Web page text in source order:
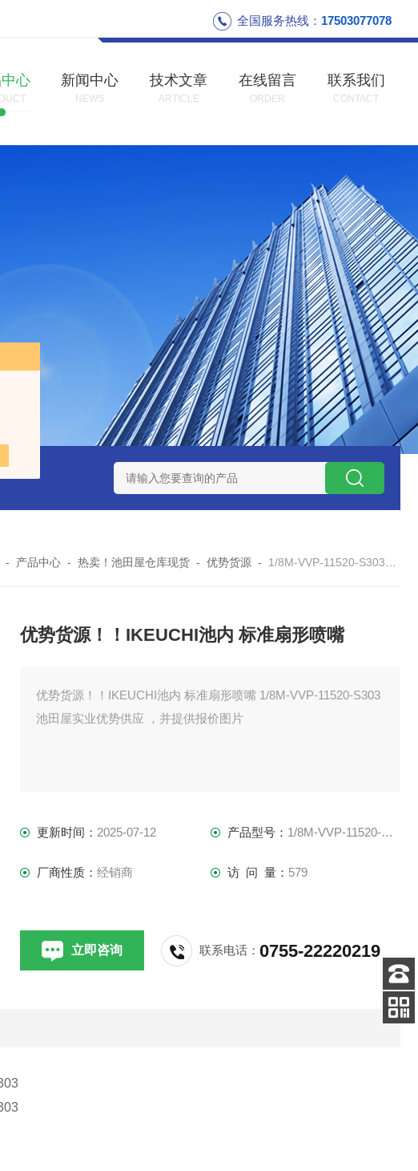
全国服务热线： 17503077078
心 新闻中心
NEWS
技术文章
ARTICLE
在线留言
ORDER
联系我们
CONTACT
TZP氧化锆陶瓷研磨球 AGB-K-0.4-C01-Q69全新！！TORAY东丽
- 产品中心 -热卖！池田屋仓库现货 -优势货源 - 1/8M-VVP-11520-S303优势货源！！IKEUCHI池内 标准扇形喷嘴
优势货源！！IKEUCHI池内 标准扇形喷嘴
优势货源！！IKEUCHI池内 标准扇形喷嘴 1/8M-VVP-11520-S303
池田屋实业优势供应 ，并提供报价图片
更新时间： 2025-07-12 产品型号： 1/8M-VVP-11520-S303
厂商性质：经销商 访 问 量： 579
立即咨询 联系电话：0755-22220219
客服
电话